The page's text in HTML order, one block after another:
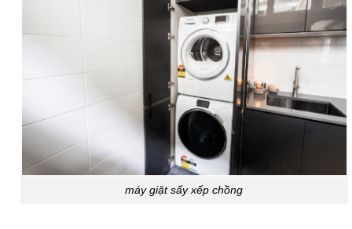
máy giặt sấy xếp chồng